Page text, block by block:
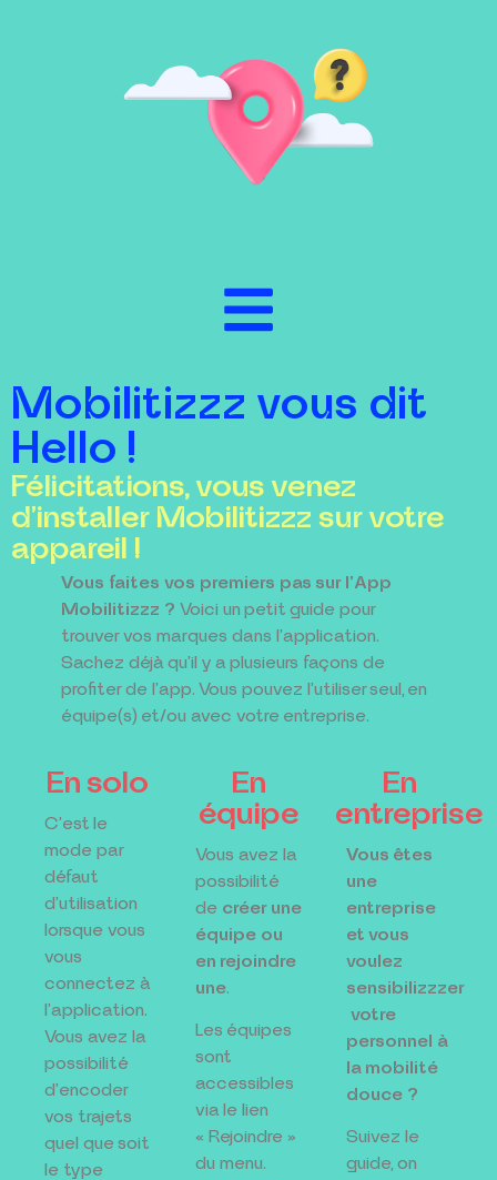
Mobilitizzz vous dit
Hello !
Félicitations, vous venez
d'installer Mobilitizzz sur votre
appareil !
Vous faites vos premiers pas sur l’App
Mobilitizzz ? Voici un petit guide pour
trouver vos marques dans l’application.
Sachez déjà qu’il y a plusieurs façons de
profiter de l’app. Vous pouvez l’utiliser seul, en
équipe(s) et/ou avec votre entreprise.
En solo
C’est le
mode par
défaut
d’utilisation
lorsque vous
vous
connectez à
l’application.
Vous avez la
possibilité
d’encoder
vos trajets
quel que soit
le type
En
équipe
Vous avez la
possibilité
de créer une
équipe ou
en rejoindre
une.
Les équipes
sont
accessibles
via le lien
« Rejoindre »
du menu.
En
entreprise
Vous êtes
une
entreprise
et vous
voulez
sensibilizzzer
votre
personnel à
la mobilité
douce ?
Suivez le
guide, on